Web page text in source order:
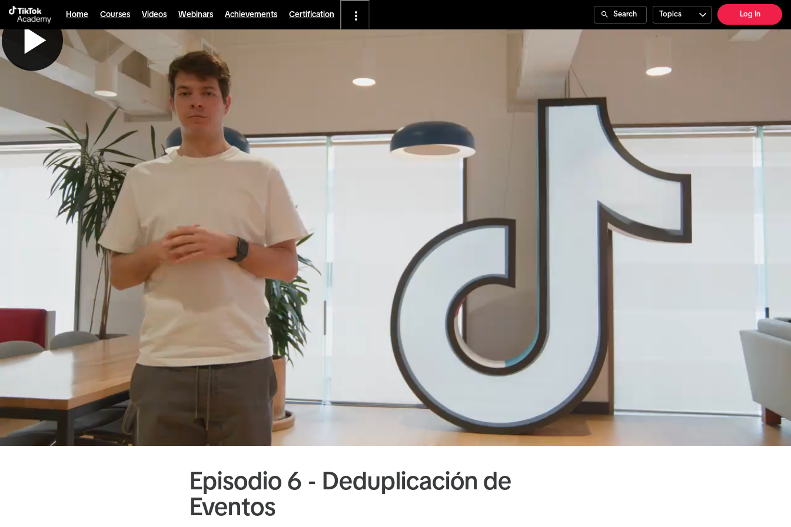
Home Courses Videos Webinars Achievements Certification Search Topics Log In
Episodio 6 - Deduplicación de
Eventos